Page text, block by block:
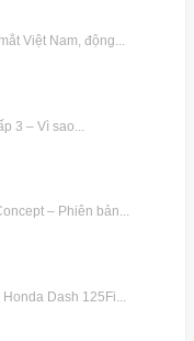
Việt Nam, động...
3 – Vì sao...
– Phiên bản...
Dash 125Fi...